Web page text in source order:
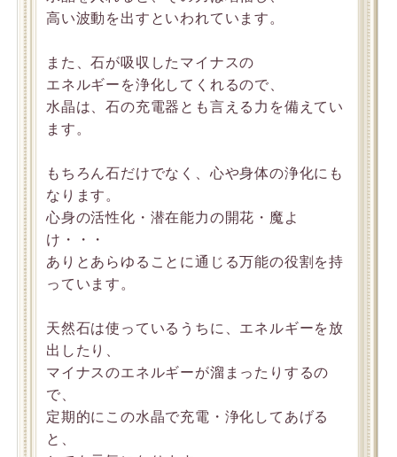
高い波動を出すといわれています。
また、石が吸収したマイナスの
エネルギーを浄化してくれるので、
水晶は、石の充電器とも言える力を備えてい
ます。
もちろん石だけでなく、心や身体の浄化にも
なります。
心身の活性化・潜在能力の開花・魔よ
け・・・
ありとあらゆることに通じる万能の役割を持
っています。
天然石は使っているうちに、エネルギーを放
出したり、
マイナスのエネルギーが溜まったりするの
で、
定期的にこの水晶で充電・浄化してあげる
と、